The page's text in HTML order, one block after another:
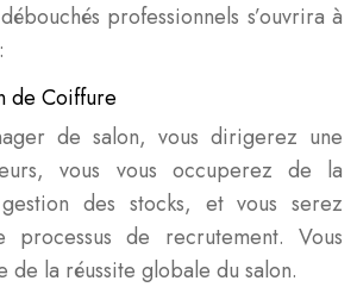
professionnels s’ouvrira à
de Coiffure
de salon, vous dirigerez une
vous vous occuperez de la
des stocks, et vous serez
processus de recrutement. Vous
de la réussite globale du salon.